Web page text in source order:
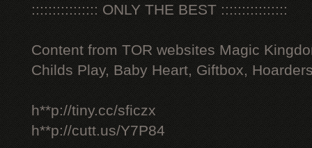
:::::::::::::::: ONLY THE BEST ::::::::::::::::
Content from TOR websites Magic
Childs Play, Baby Heart, Giftbox,
h**p://tiny.cc/sficzx
h**p://cutt.us/Y7P84